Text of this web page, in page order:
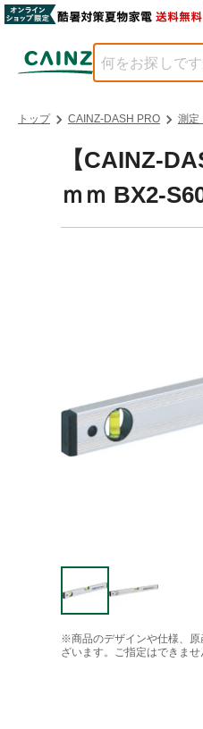
トップ CAINZ-DASH PRO 測定
【CAINZ-
ｍｍ BX2-
※商品のデザインや仕様、
ざいます。ご指定はできませ